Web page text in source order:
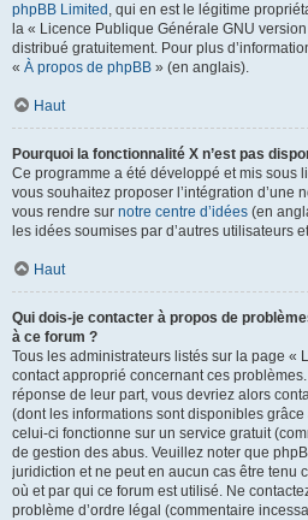
phpBB Limited , qui en est le légitime
la « Licence Publique Générale GNU
distribué gratuitement. Pour plus
« À propos de phpBB » (en anglais).
Haut
Pourquoi la fonctionnalité X n’est pas
Ce programme a été développé et mis sous
vous souhaitez proposer l’intégration d’une
vous rendre sur notre centre d’idées (en
les idées soumises par d’autres utilisateurs
Haut
Qui dois-je contacter à propos de
à ce forum ?
Tous les administrateurs listés sur la page «
contact approprié concernant ces
réponse de leur part, vous devriez alors
(dont les informations sont disponibles grâce
celui-ci fonctionne sur un service gratuit
de gestion des abus. Veuillez noter que
juridiction et ne peut en aucun cas être tenu
où et par qui ce forum est utilisé. Ne
problème d’ordre légal (commentaire